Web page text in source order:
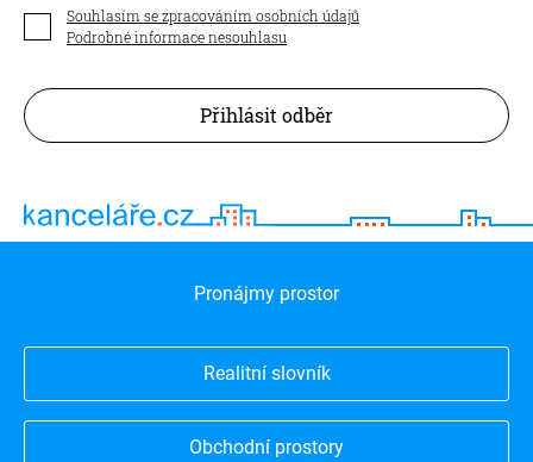
Souhlasím se zpracováním osobních údajů
Podrobné informace nesouhlasu
Přihlásit odběr
Pronájmy prostor
Realitní slovník
Obchodní prostory